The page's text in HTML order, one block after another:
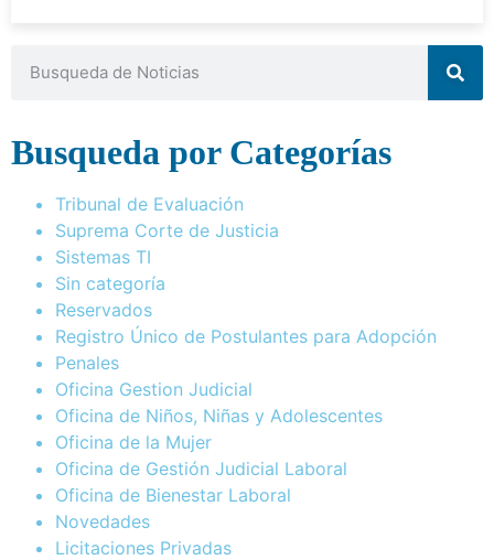
Busqueda por Categorías
Tribunal de Evaluación
Suprema Corte de Justicia
Sistemas TI
Sin categoría
Reservados
Registro Único de Postulantes para Adopción
Penales
Oficina Gestion Judicial
Oficina de Niños, Niñas y Adolescentes
Oficina de la Mujer
Oficina de Gestión Judicial Laboral
Oficina de Bienestar Laboral
Novedades
Licitaciones Privadas